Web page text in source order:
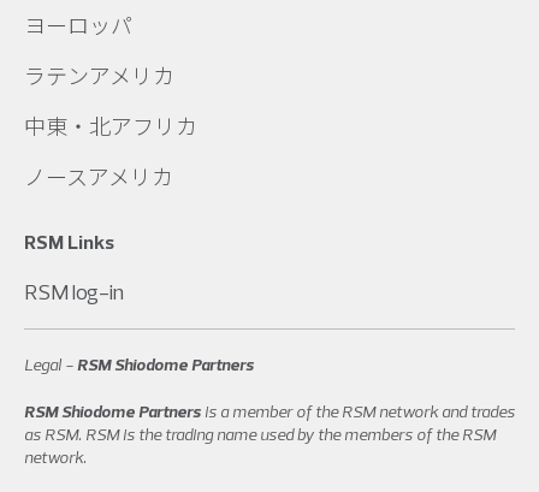
ヨーロッパ
ラテンアメリカ
中東・北アフリカ
ノースアメリカ
RSM Links
RSM log-in
Legal -RSM Shiodome Partners
RSM Shiodome Partners is a member of the RSM network and trades
as RSM. RSM is the trading name used by the members of the RSM
network.